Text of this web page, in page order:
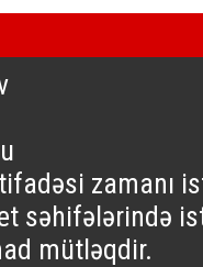
zamanı
səhifələrində
mütləqdir.